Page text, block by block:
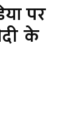
पर
के